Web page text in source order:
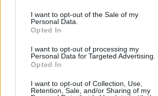
I want to opt-out of the Sale of my
Personal Data.
Opted In
I want to opt-out of processing my
Personal Data for Targeted Advertising.
Opted In
I want to opt-out of Collection, Use,
Retention, Sale, and/or Sharing of my